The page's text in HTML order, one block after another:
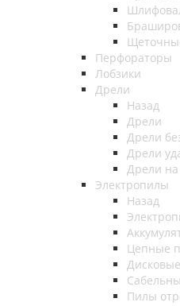
Перфораторы
Лобзики
Дрели
Назад
Дрели
Дрели
Дрели
Дрели на
Электропилы
Назад
Цепные
Пилы